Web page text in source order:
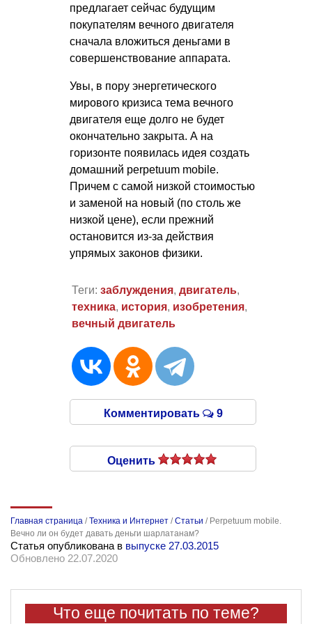
предлагает сейчас будущим
покупателям вечного двигателя
сначала вложиться деньгами в
совершенствование аппарата.
Увы, в пору энергетического
мирового кризиса тема вечного
двигателя еще долго не будет
окончательно закрыта. А на
горизонте появилась идея создать
домашний perpetuum mobile.
Причем с самой низкой стоимостью
и заменой на новый (по столь же
низкой цене), если прежний
остановится из-за действия
упрямых законов физики.
Теги: заблуждения, двигатель,
техника, история, изобретения,
вечный двигатель
Комментировать 9
Оценить
Главная страница /Техника и Интернет /Статьи / Perpetuum mobile.
Вечно ли он будет давать деньги шарлатанам?
Статья опубликована в выпуске 27.03.2015
Обновлено 22.07.2020
Что еще почитать по теме?